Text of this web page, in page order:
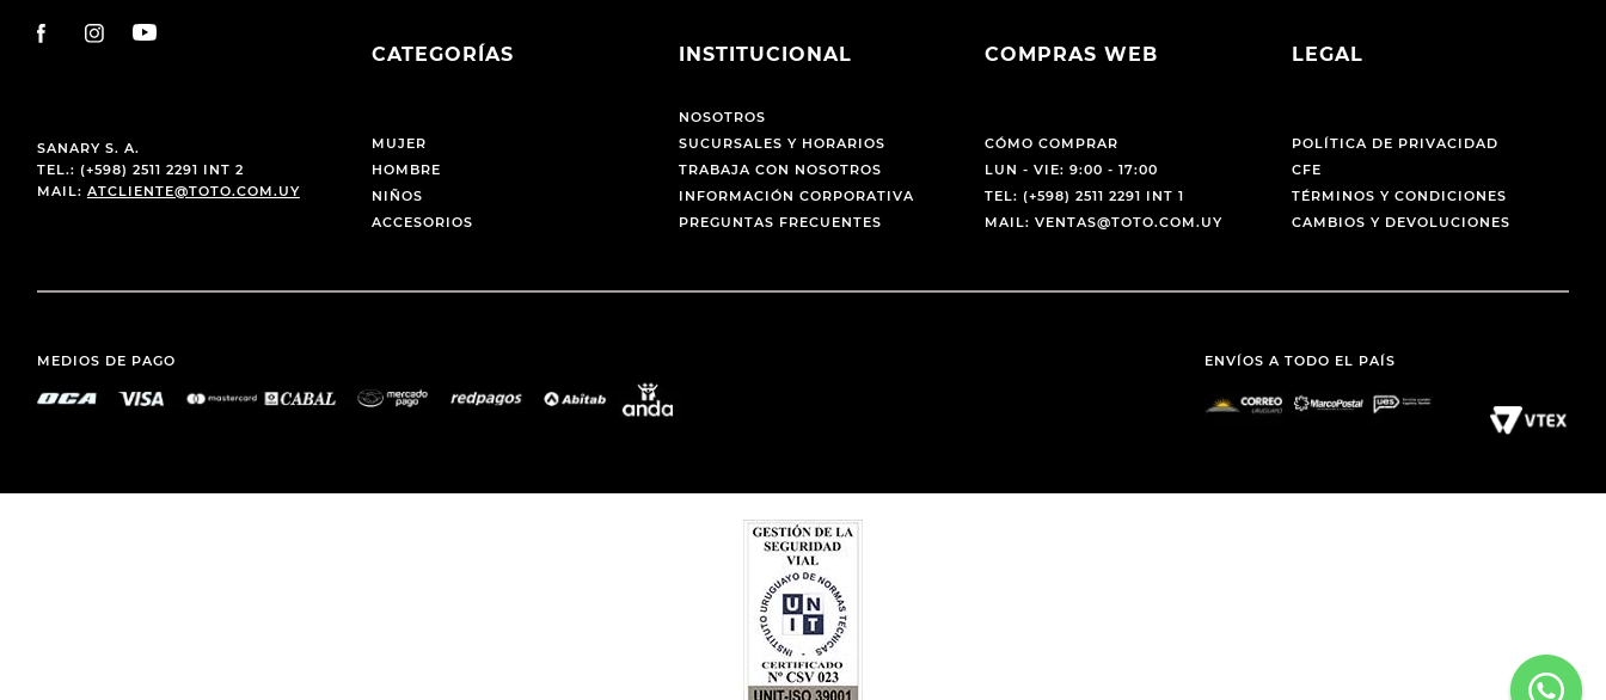
SANARY S. A.
TEL.: (+598) 2511 2291 INT 2
MAIL: ATCLIENTE@TOTO.COM.UY
CATEGORÍAS
MUJER
HOMBRE
NIÑOS
ACCESORIOS
INSTITUCIONAL
NOSOTROS
SUCURSALES Y HORARIOS
TRABAJA CON NOSOTROS
INFORMACIÓN CORPORATIVA
PREGUNTAS FRECUENTES
COMPRAS WEB
CÓMO COMPRAR
LUN - VIE: 9:00 - 17:00
TEL: (+598) 2511 2291 INT 1
MAIL: VENTAS@TOTO.COM.UY
LEGAL
POLÍTICA DE PRIVACIDAD
CFE
TÉRMINOS Y CONDICIONES
CAMBIOS Y DEVOLUCIONES
MEDIOS DE PAGO ENVÍOS A TODO EL PAÍS